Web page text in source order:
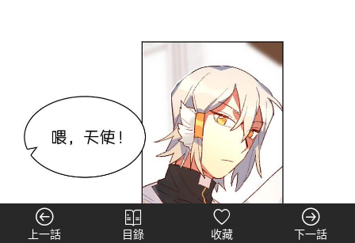
上一話 目錄 收藏 下一話